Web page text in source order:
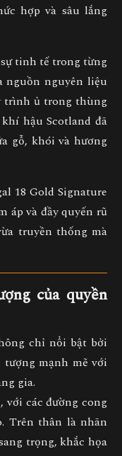
hợp và sâu lắng
sự tinh tế trong từng
nguồn nguyên liệu
trình ủ trong thùng
hậu Scotland đã
gỗ, khói và hương
18 Gold Signature
áp và đầy quyến rũ
truyền thống mà
của quyền
chỉ nổi bật bởi
mạnh mẽ với
gia.
với các đường cong
Trên thân là nhãn
trọng, khắc họa